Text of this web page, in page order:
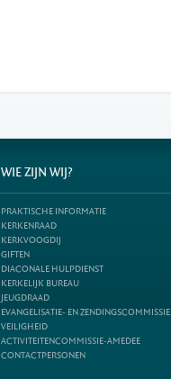
WIE ZIJN WIJ?
PRAKTISCHE INFORMATIE
KERKENRAAD
KERKVOOGDIJ
GIFTEN
DIACONALE HULPDIENST
KERKELIJK BUREAU
JEUGDRAAD
EVANGELISATIE- EN ZENDINGSCOMMISSIE
VEILIGHEID
ACTIVITEITENCOMMISSIE-AMEDEE
CONTACTPERSONEN